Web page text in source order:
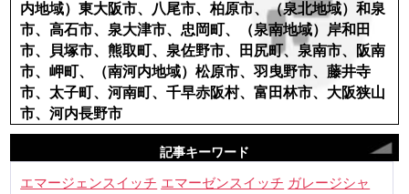
内地域）東大阪市、八尾市、柏原市、（泉北地域）和泉
市、高石市、泉大津市、忠岡町、（泉南地域）岸和田
市、貝塚市、熊取町、泉佐野市、田尻町、泉南市、阪南
市、岬町、（南河内地域）松原市、羽曳野市、藤井寺
市、太子町、河南町、千早赤阪村、富田林市、大阪狭山
市、河内長野市
記事キーワード
エマージェンスイッチ エマーゼンスイッチ ガレージシャ